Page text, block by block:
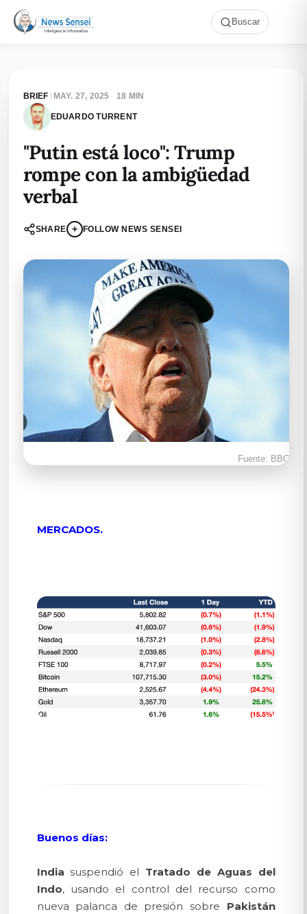
Buscar
BRIEF \ MAY. 27, 2025 · 18 MIN
EDUARDO TURRENT
"Putin está loco": Trump
rompe con la ambigüedad
verbal
SHARE + FOLLOW NEWS SENSEI
Fuente: BBC
MERCADOS.
Buenos días:
India suspendió el Tratado de Aguas del
Indo, usando el control del recurso como
nueva palanca de presión sobre Pakistán